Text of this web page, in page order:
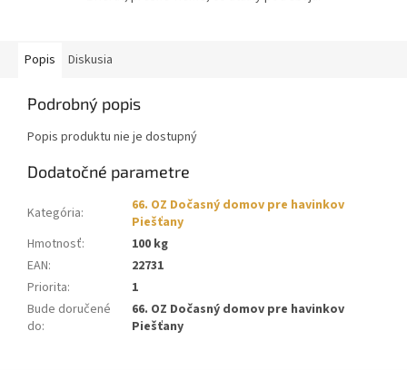
Popis Diskusia
Podrobný popis
Popis produktu nie je dostupný
Dodatočné parametre
Kategória:
66. OZ Dočasný domov pre havinkov
Piešťany
Hmotnosť:
100 kg
EAN:
22731
Priorita:
1
Bude doručené
do:
66. OZ Dočasný domov pre havinkov
Piešťany